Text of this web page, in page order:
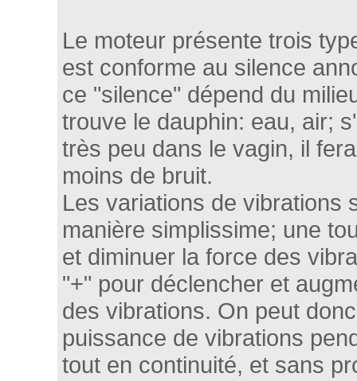
Le moteur présente trois
est conforme au silence
ce "silence" dépend du
trouve le dauphin: eau, air;
très peu dans le vagin, il
moins de bruit.
Les variations de vibrations
manière simplissime; une
et diminuer la force des
"+" pour déclencher et
des vibrations. On peut
puissance de vibrations
tout en continuité, et sans